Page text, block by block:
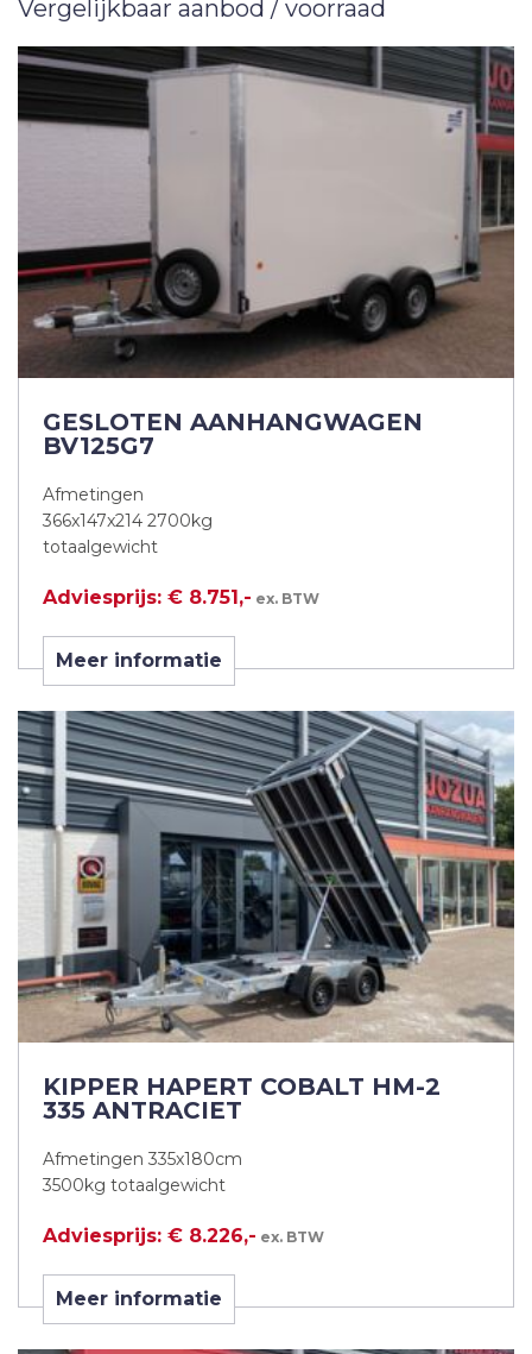
Vergelijkbaar aanbod / voorraad
GESLOTEN AANHANGWAGEN
BV125G7
Afmetingen
366x147x214 2700kg
totaalgewicht
Adviesprijs: € 8.751,- ex. BTW
Meer informatie
KIPPER HAPERT COBALT HM-2
335 ANTRACIET
Afmetingen 335x180cm
3500kg totaalgewicht
Adviesprijs: € 8.226,- ex. BTW
Meer informatie